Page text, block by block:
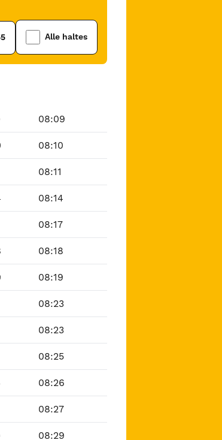
Alle haltes
08:09
08:10
08:11
08:14
08:17
08:18
08:19
08:23
08:23
08:25
08:26
08:27
08:29